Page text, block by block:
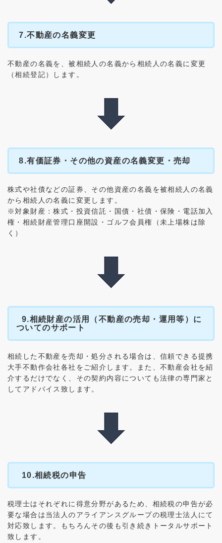
7.不動産の名義変更
不動産の名義を、被相続人の名義から相続人の名義に変更
（相続登記）します。
8.有価証券・その他の資産の名義変更・売却
株式や社債などの証券、その他資産の名義を被相続人の名義
から相続人の名義に変更します。
※対象財産：株式・投資信託・国債・社債・保険・電話加入
権・相続財産管理口座開設・ゴルフ会員権（未上場株は除
く）
9.相続財産の活用（不動産の売却・運用等）に
ついてのサポート
相続した不動産を売却・処分される場合は、信頼できる提携
大手不動作会社各社をご紹介します。また、不動産会社を紹
介するだけでなく、その契約内容についても法律の専門家と
してアドバイス致します。
10.相続税の申告
税理士はそれぞれに得意分野があるため、相続税の申告が必
要な場合は当法人のアライアンスグループの税理士法人にて
対応致します。もちろんその後も引き続きトータルサポート
致します。